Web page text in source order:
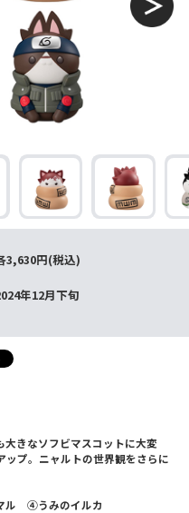
3,630円(税込)
年12月下旬
きなソフビマスコットに大変
ップ。ニャルトの世界観をさらに
④うみのイルカ